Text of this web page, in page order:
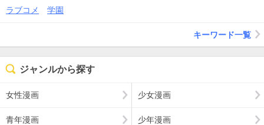
ラブコメ
学園
キーワード一覧
ジャンルから探す
女性漫画 少女漫画
青年漫画 少年漫画